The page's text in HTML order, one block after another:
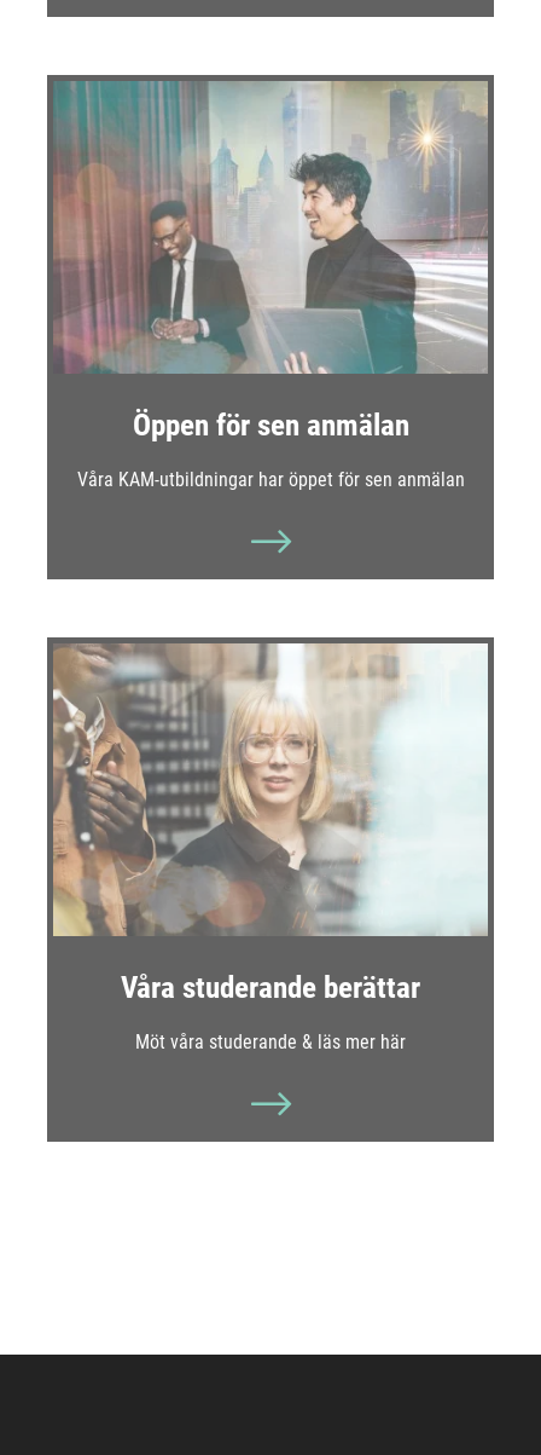
Öppen för sen anmälan
Våra KAM-utbildningar har öppet för sen anmälan
Våra studerande berättar
Möt våra studerande & läs mer här